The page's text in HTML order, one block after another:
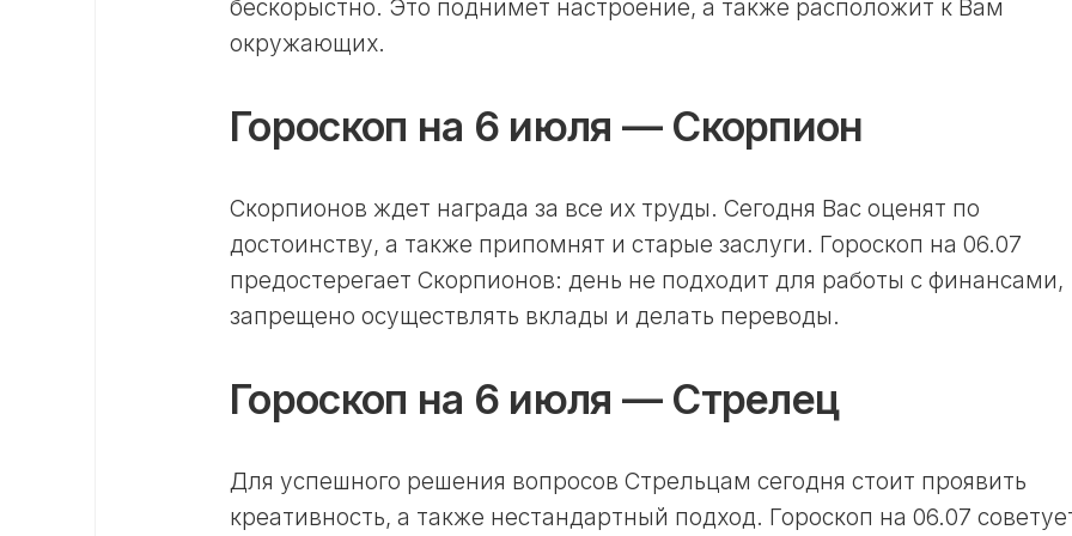
бескорыстно. Это поднимет настроение, а также расположит к Вам
окружающих.
Гороскоп на 6 июля — Скорпион
Скорпионов ждет награда за все их труды. Сегодня Вас оценят по
достоинству, а также припомнят и старые заслуги. Гороскоп на 06.07
предостерегает Скорпионов: день не подходит для работы с финансами,
запрещено осуществлять вклады и делать переводы.
Гороскоп на 6 июля — Стрелец
Для успешного решения вопросов Стрельцам сегодня стоит проявить
креативность, а также нестандартный подход. Гороскоп на 06.07